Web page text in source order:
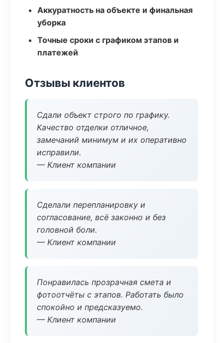
Аккуратность на объекте и финальная
уборка
Точные сроки с графиком этапов и
платежей
Отзывы клиентов
Сдали объект строго по графику.
Качество отделки отличное,
замечаний минимум и их оперативно
исправили.
— Клиент компании
Сделали перепланировку и
согласование, всё законно и без
головной боли.
— Клиент компании
Понравилась прозрачная смета и
фотоотчёты с этапов. Работать было
спокойно и предсказуемо.
— Клиент компании